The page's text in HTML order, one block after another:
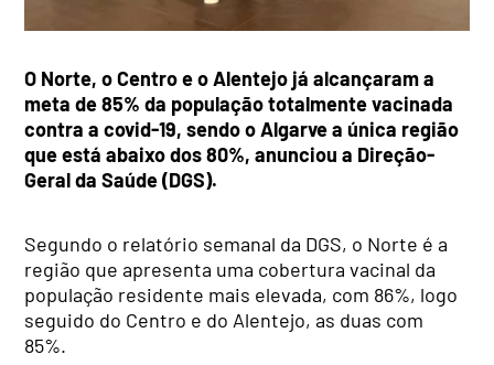
O Norte, o Centro e o Alentejo já alcançaram a
meta de 85% da população totalmente vacinada
contra a covid-19, sendo o Algarve a única região
que está abaixo dos 80%, anunciou a Direção-
Geral da Saúde (DGS).
Segundo o relatório semanal da DGS, o Norte é a
região que apresenta uma cobertura vacinal da
população residente mais elevada, com 86%, logo
seguido do Centro e do Alentejo, as duas com
85%.